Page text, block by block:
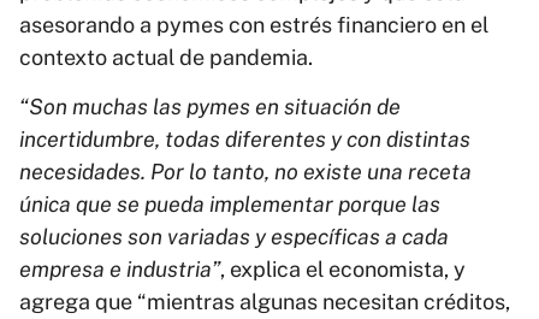
asesorando a pymes con estrés financiero en el
contexto actual de pandemia.
“Son muchas las pymes en situación de
incertidumbre, todas diferentes y con distintas
necesidades. Por lo tanto, no existe una receta
única que se pueda implementar porque las
soluciones son variadas y específicas a cada
empresa e industria”, explica el economista, y
agrega que “mientras algunas necesitan créditos,